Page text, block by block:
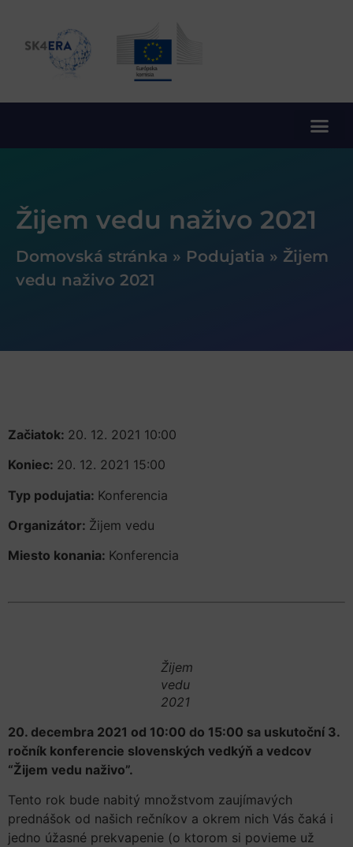
Žijem vedu naživo 2021
Domovská stránka » Podujatia » Žijem
vedu naživo 2021
Začiatok: 20. 12. 2021 10:00
Koniec: 20. 12. 2021 15:00
Typ podujatia: Konferencia
Organizátor: Žijem vedu
Miesto konania: Konferencia
Žijem
vedu
2021
20. decembra 2021 od 10:00 do 15:00 sa uskutoční 3.
ročník konferencie slovenských vedkýň a vedcov
“Žijem vedu naživo”.
Tento rok bude nabitý množstvom zaujímavých
prednášok od našich rečníkov a okrem nich Vás čaká i
jedno úžasné prekvapenie (o ktorom si povieme už